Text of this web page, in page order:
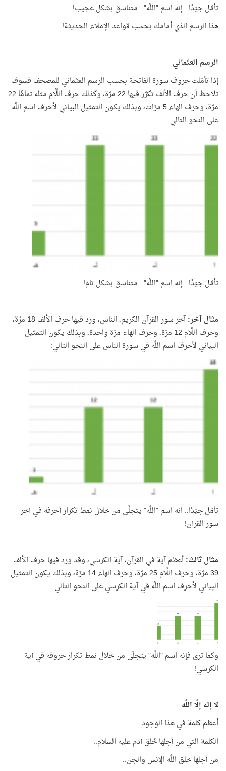
تأمّل جيّدًا.. إنه اسم "اللَّه".. متناسق بشكل عجيب!
هذا الرسم الذي أمامك بحسب قواعد الإملاء الحديثة!
الرسم العثماني
إذا تأمّلت حروف سورة الفاتحة بحسب الرسم العثماني للمصحف فسوف
تلاحظ أن حرف الألف تكرّر فيها 22 مرّة، وكذلك حرف اللَّام مثله تمامًا 22
مرّة، وحرف الهاء 5 مرّات، وبذلك يكون التمثيل البياني لأحرف اسم اللَّه
على النحو التالي:
تأمّل جيّدًا.. إنه اسم "اللَّه".. متناسق بشكل تام!
مثال آخر:
آخر سور القرآن الكريم، الناس، ورد فيها حرف الألف 18 مرّة،
وحرف اللَّام 12 مرّة، وحرف الهاء مرّة واحدة، وبذلك يكون التمثيل
البياني لأحرف اسم اللَّه في سورة الناس على النحو التالي:
تأمّل جيّدًا.. انه اسم "اللَّه" يتجلَّى من خلال نمط تكرار أحرفه في آخر
سور القرآن!
مثال ثالث:أعظم آية في القرآن، آية الكرسي، وقد ورد فيها حرف الألف
39 مرّة، وحرف اللَّام 25 مرّة، وحرف الهاء 14 مرّة، وبذلك يكون التمثيل
البياني لأحرف اسم اللَّه في آية الكرسي على النحو التالي:
وكما ترى فإنه اسم "اللَّه" يتجلّى من خلال نمط تكرار حروفه في آية
الكرسي!
لا إله إلَّا اللَّه
أعظم كلمة في هذا الوجود..
الكلمة التي من أجلها خُلق آدم عليه السلام..
من أجلها خلق اللَّه الإنس والجن..